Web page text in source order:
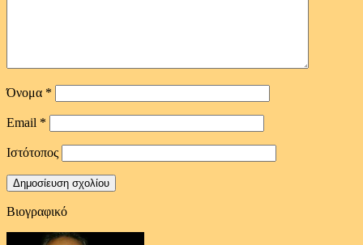
Όνομα *
Email *
Ιστότοπος
Βιογραφικό